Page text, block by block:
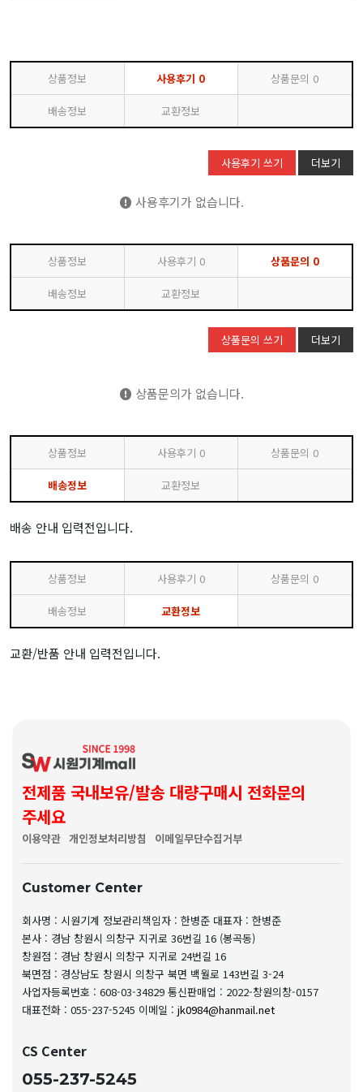
상품정보 사용후기 0 상품문의 0
배송정보 교환정보
사용후기 쓰기 더보기
사용후기가 없습니다.
상품정보 사용후기 0 상품문의 0
배송정보 교환정보
상품문의 쓰기 더보기
상품문의가 없습니다.
상품정보 사용후기 0 상품문의 0
배송정보 교환정보
배송 안내 입력전입니다.
상품정보 사용후기 0 상품문의 0
배송정보 교환정보
교환/반품 안내 입력전입니다.
전제품 국내보유/발송 대량구매시 전화문의
주세요
이용약관 개인정보처리방침 이메일무단수집거부
Customer Center
회사명 : 시원기계 정보관리책임자 : 한병준 대표자 : 한병준
본사 : 경남 창원시 의창구 지귀로 36번길 16 (봉곡동)
창원점 : 경남 창원시 의창구 지귀로 24번길 16
북면점 : 경상남도 창원시 의창구 북면 백월로 143번길 3-24
사업자등록번호 : 608-03-34829 통신판매업 : 2022-창원의창-0157
대표전화 : 055-237-5245 이메일 : jk0984@hanmail.net
CS Center
055-237-5245